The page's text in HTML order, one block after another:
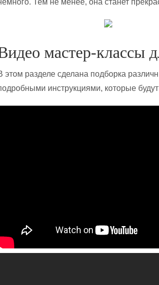
Тем не менее, она станет
мастер-классы
этом разделе сделана подборка
инструкциями, которые